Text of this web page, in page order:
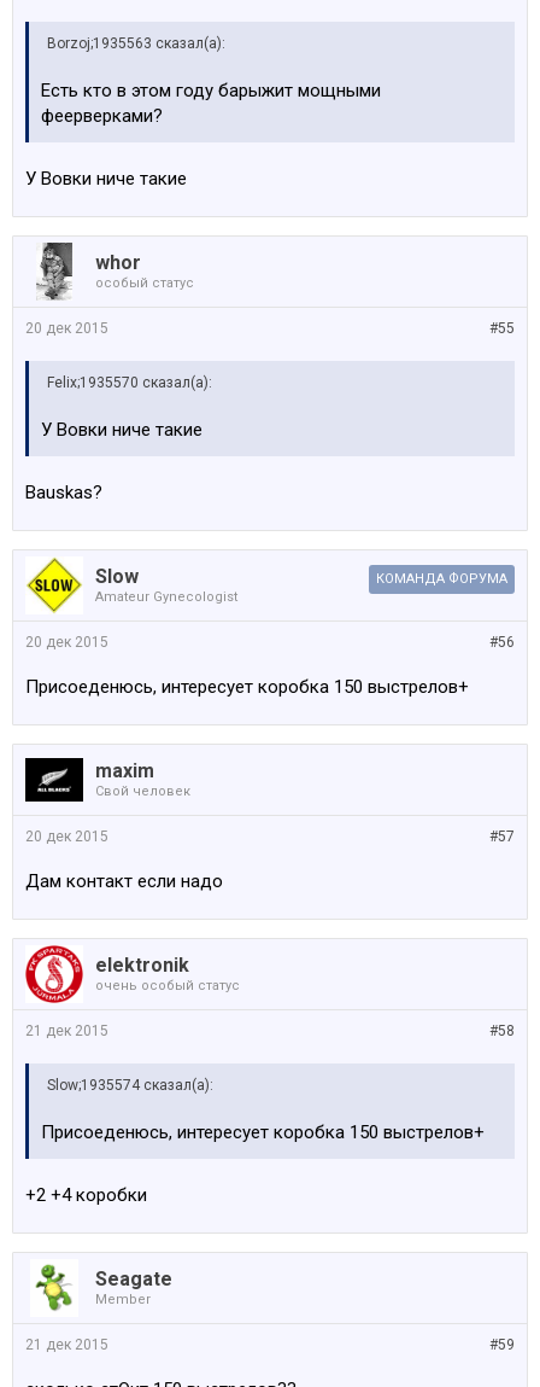
Borzoj;1935563 сказал(а):
Есть кто в этом году барыжит мощными
феерверками?
У Вовки ниче такие
whor
особый статус
#55
20 дек 2015
Felix;1935570 сказал(а):
У Вовки ниче такие
Bauskas?
Slow
Amateur Gynecologist
КОМАНДА ФОРУМА
#56
20 дек 2015
Присоеденюсь, интересует коробка 150 выстрелов+
maxim
Свой человек
#57
20 дек 2015
Дам контакт если надо
elektronik
очень особый статус
#58
21 дек 2015
Slow;1935574 сказал(а):
Присоеденюсь, интересует коробка 150 выстрелов+
+2 +4 коробки
Seagate
Member
#59
21 дек 2015